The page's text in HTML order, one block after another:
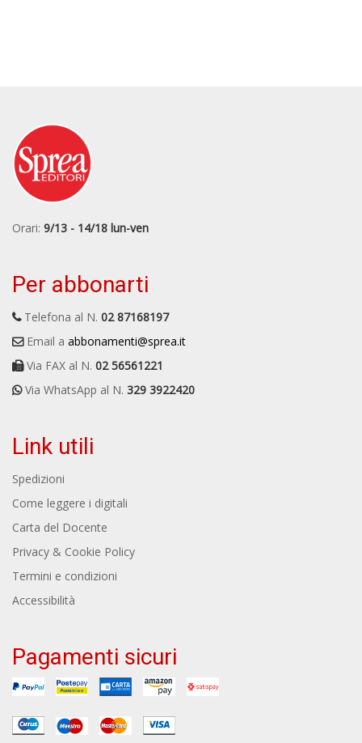
Orari: 9/13 - 14/18 lun-ven
Per abbonarti
Telefona al N. 02 87168197
Email a abbonamenti@sprea.it
Via FAX al N. 02 56561221
Via WhatsApp al N. 329 3922420
Link utili
Spedizioni
Come leggere i digitali
Carta del Docente
Privacy & Cookie Policy
Termini e condizioni
Accessibilità
Pagamenti sicuri